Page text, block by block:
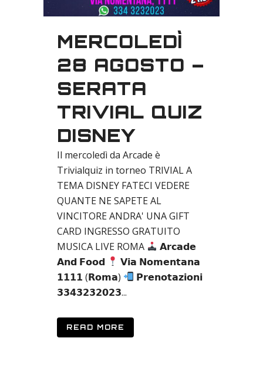
MERCOLEDÌ
28 AGOSTO –
SERATA
TRIVIAL QUIZ
DISNEY
Il mercoledì da Arcade è
Trivialquiz in torneo TRIVIAL A
TEMA DISNEY FATECI VEDERE
QUANTE NE SAPETE AL
VINCITORE ANDRA' UNA GIFT
CARD INGRESSO GRATUITO
MUSICA LIVE ROMA
𝗔𝗿𝗰𝗮𝗱𝗲
𝗔𝗻𝗱 𝗙𝗼𝗼𝗱
𝗩𝗶𝗮 𝗡𝗼𝗺𝗲𝗻𝘁𝗮𝗻𝗮
𝟭𝟭𝟭𝟭 (𝗥𝗼𝗺𝗮)
𝗣𝗿𝗲𝗻𝗼𝘁𝗮𝘇𝗶𝗼𝗻𝗶
𝟯𝟯𝟰𝟯𝟮𝟯𝟮𝟬𝟮𝟯...
READ MORE